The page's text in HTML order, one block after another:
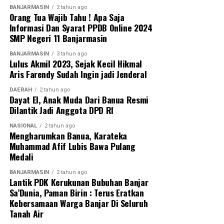
pemerintahan.
Sebab, musuh utama pemerintah saat ini bukanlah
oposisi politik, melainkan indikator makro ekonomi yang
terus memerah. Kabinet baru hasil reshuffle harus
segera menyingsingkan lengan baju untuk fokus pada
satu target utama: menjinakkan liarnya kurs dolar
terhadap rupiah dan memotong rantai mahalnya harga-
harga kebutuhan pokok di pasar.
benar berubah menjadi api. [riv/SMSI]
(Penulis adalah Ketua Umum Serikat Media Siber
Post Views: 107
Sebarkan
BANJARMASIN 2 tahun ago
Orang Tua Wajib Tahu ! Apa Saja
Informasi Dan Syarat PPDB Online 2024
SMP Negeri 11 Banjarmasin
BANJARMASIN 3 tahun ago
Lulus Akmil 2023, Sejak Kecil Hikmal
Aris Farendy Sudah Ingin jadi Jenderal
DAERAH 2 tahun ago
Dayat El, Anak Muda Dari Banua Resmi
Dilantik Jadi Anggota DPD RI
NASIONAL 2 tahun ago
Mengharumkan Banua, Karateka
Muhammad Afif Lubis Bawa Pulang
Medali
BANJARMASIN 2 tahun ago
Lantik PDK Kerukunan Bubuhan Banjar
Sa’Dunia, Paman Birin : Terus Eratkan
Kebersamaan Warga Banjar Di Seluruh
Tanah Air